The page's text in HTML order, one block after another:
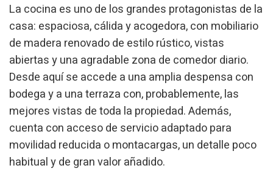
La cocina es uno de los grandes protagonistas de la
casa: espaciosa, cálida y acogedora, con mobiliario
de madera renovado de estilo rústico, vistas
abiertas y una agradable zona de comedor diario.
Desde aquí se accede a una amplia despensa con
bodega y a una terraza con, probablemente, las
mejores vistas de toda la propiedad. Además,
cuenta con acceso de servicio adaptado para
movilidad reducida o montacargas, un detalle poco
habitual y de gran valor añadido.